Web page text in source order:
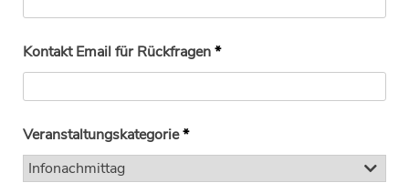
Kontakt Email für Rückfragen*
Veranstaltungskategorie*